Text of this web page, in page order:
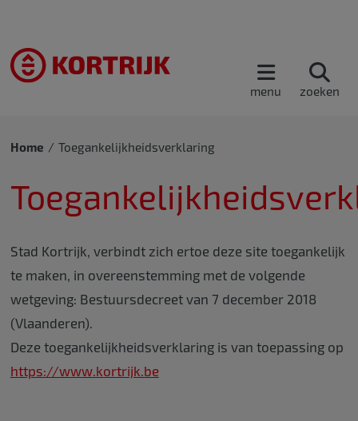
menu zoeken
Home Toegankelijkheidsverklaring
Stad Kortrijk, verbindt zich ertoe deze site toegankelijk
te maken, in overeenstemming met de volgende
wetgeving: Bestuursdecreet van 7 december 2018
(Vlaanderen).
Deze toegankelijkheidsverklaring is van toepassing op
https://www.kortrijk.be